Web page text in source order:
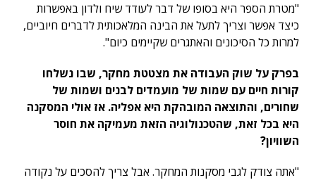
"מטרת הספר היא בסופו של דבר לעודד שיח ולדון באפשרות
כיצד אפשר וצריך לתעל את הבינה המלאכותית לדברים חיוביים,
למרות כל הסיכונים והאתגרים שקיימים כיום".
בפרק על שוק העבודה את מצטטת מחקר, שבו נשלחו
קורות חיים עם שמות של מועמדים לבנים ושמות של
שחורים, והתוצאה המובהקת היא אפליה. אז אולי המסקנה
היא בכל זאת, שהטכנולוגיה הזאת מעמיקה את חוסר
השוויון?
"אתה צודק לגבי מסקנות המחקר. אבל צריך להסכים על נקודה